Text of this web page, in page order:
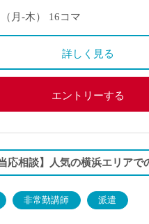
月-木） 16コマ
詳しく見る
エントリーする
応相談】人気の横浜エリアで
非常勤講師 派遣